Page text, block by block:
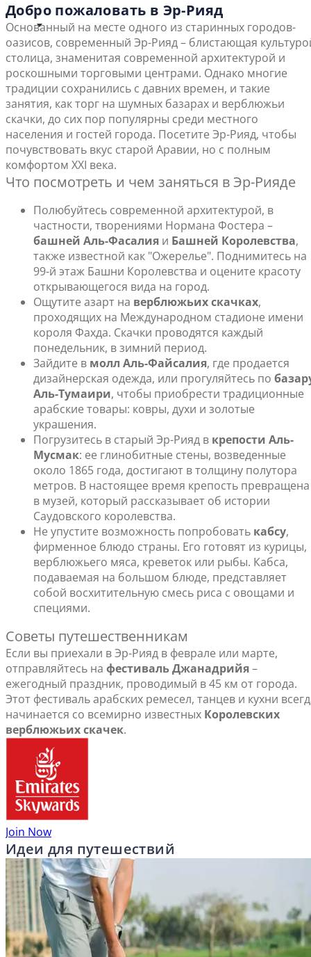
Добро пожаловать в Эр-Рияд
Основанный на месте одного из старинных городов-
оазисов, современный Эр-Рияд – блистающая
столица, знаменитая современной архитектурой и
роскошными торговыми центрами. Однако многие
традиции сохранились с давних времен, и такие
занятия, как торг на шумных базарах и верблюжьи
скачки, до сих пор популярны среди местного
населения и гостей города. Посетите Эр-Рияд, чтобы
почувствовать вкус старой Аравии, но с полным
комфортом XXI века.
Что посмотреть и чем заняться в Эр-Рияде
Полюбуйтесь современной архитектурой, в
частности, творениями Нормана Фостера –
башней Аль-Фасалия и Башней Королевства,
также известной как "Ожерелье". Поднимитесь на
99-й этаж Башни Королевства и оцените красоту
открывающегося вида на город.
Ощутите азарт на верблюжьих скачках,
проходящих на Международном стадионе имени
короля Фахда. Скачки проводятся каждый
понедельник, в зимний период.
Зайдите в молл Аль-Файсалия, где продается
дизайнерская одежда, или прогуляйтесь по
Аль-Тумаири, чтобы приобрести традиционные
арабские товары: ковры, духи и золотые
украшения.
Погрузитесь в старый Эр-Рияд в крепости Аль-
Мусмак: ее глинобитные стены, возведенные
около 1865 года, достигают в толщину полутора
метров. В настоящее время крепость превращена
в музей, который рассказывает об истории
Саудовского королевства.
Не упустите возможность попробовать кабсу,
фирменное блюдо страны. Его готовят из курицы,
верблюжьего мяса, креветок или рыбы. Кабса,
подаваемая на большом блюде, представляет
собой восхитительную смесь риса с овощами и
специями.
Советы путешественникам
Если вы приехали в Эр-Рияд в феврале или марте,
отправляйтесь на фестиваль Джанадрийя–
ежегодный праздник, проводимый в 45 км от города.
Этот фестиваль арабских ремесел, танцев и кухни
начинается со всемирно известных Королевских
верблюжьих скачек.
Join Now
Идеи для путешествий